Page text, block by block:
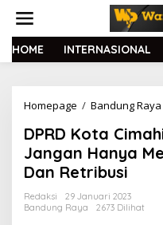
t
HOME INTERNASIONAL
Homepage / Bandung Raya
DPRD Kota
Jangan Hanya
Dan Retribusi
Redaksi
29 Januari 2023
Bandung Raya
2673 Dilihat